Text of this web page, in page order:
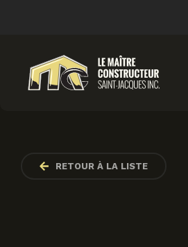
RETOUR À LA LISTE